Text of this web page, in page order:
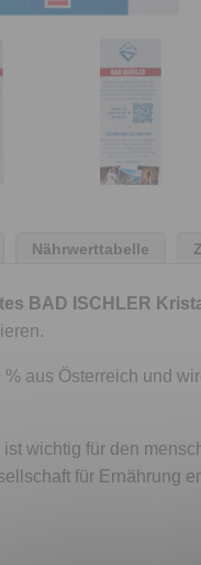
Nährwerttabelle
BAD ISCHLER
aus Österreich und
wichtig für den
für Ernährung